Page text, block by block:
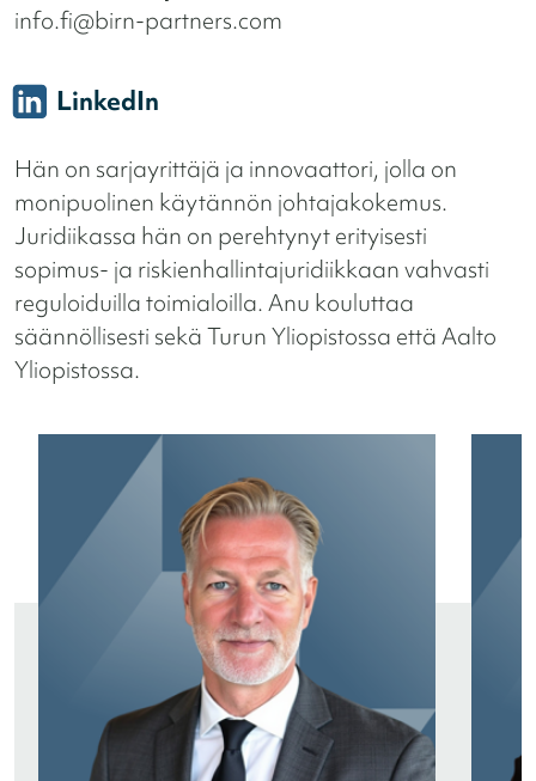
info.fi@birn-partners.com
LinkedIn
Hän on sarjayrittäjä ja innovaattori, jolla on
monipuolinen käytännön johtajakokemus.
Juridiikassa hän on perehtynyt erityisesti
sopimus- ja riskienhallintajuridiikkaan vahvasti
reguloiduilla toimialoilla. Anu kouluttaa
säännöllisesti sekä Turun Yliopistossa että Aalto
Yliopistossa.